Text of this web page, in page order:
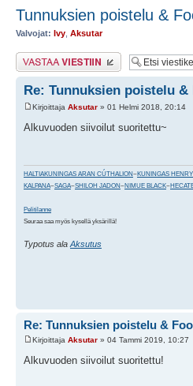
Tunnuksien poistelu &
Valvojat: Ivy Aksutar
Lähetä vastaus
Re: Tunnuksien poistelu
Kirjoittaja Aksutar » 01 Helmi 2018, 20:14
Alkuvuoden siivoilut suoritettu~
HALTIAKUNINGAS ARAN CÚTHALION~KUNINGAS
KALPANA~SAGA~SHILOH JADON~NIMUE BLACK~
Pelitilanne
Seuraa saa myös kysellä yksärillä!
Typotus ala Aksutus
Re: Tunnuksien poistelu &
Kirjoittaja Aksutar » 04 Tammi 2019, 10:27
Alkuvuoden siivoilut suoritettu!